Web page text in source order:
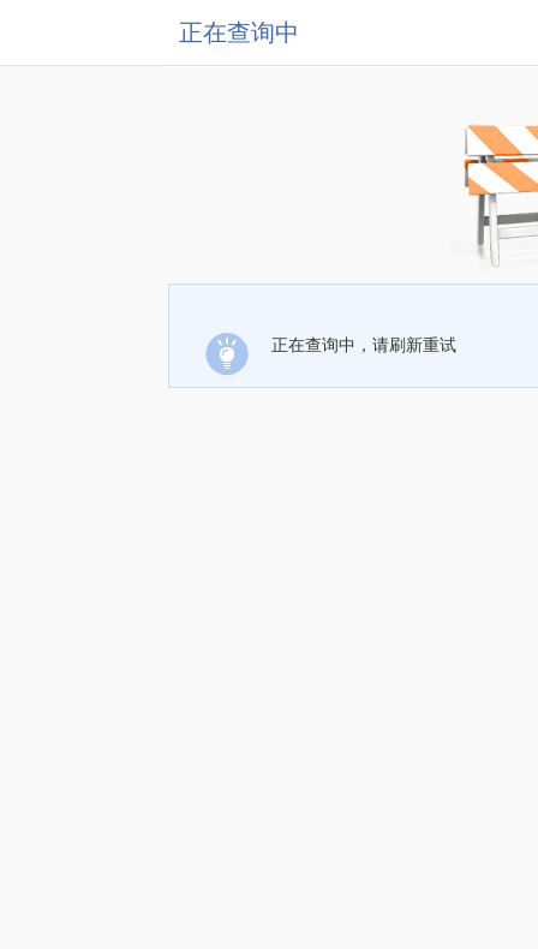
正在查询中
正在查询中，请刷新重试